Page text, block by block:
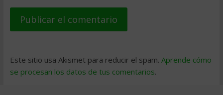
Este sitio usa Akismet para reducir el spam. Aprende cómo
se procesan los datos de tus comentarios.